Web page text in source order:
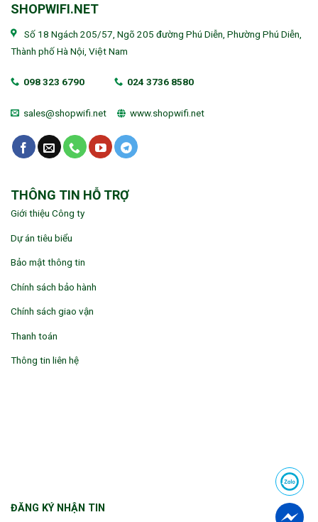
SHOPWIFI.NET
Số 18 Ngách 205/57, Ngõ 205 đường Phú Diễn, Phường Phú Diễn,
Thành phố Hà Nội, Việt Nam
098 323 6790 024 3736 8580
sales@shopwifi.net www.shopwifi.net
THÔNG TIN HỖ TRỢ
Giới thiệu Công ty
Dự án tiêu biểu
Bảo mật thông tin
Chính sách bảo hành
Chính sách giao vận
Thanh toán
Thông tin liên hệ
ĐĂNG KÝ NHẬN TIN